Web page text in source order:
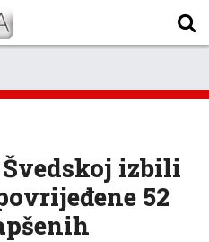
izbili
52